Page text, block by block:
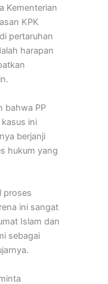
Kementerian
KPK
pertaruhan
harapan
bahwa PP
ini
berjanji
hukum yang
proses
ini sangat
Islam dan
sebagai